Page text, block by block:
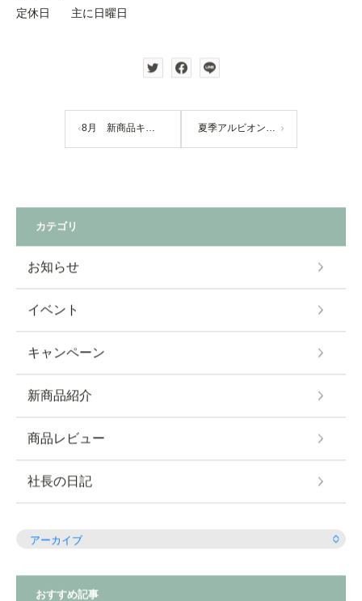
定休日 主に日曜日
カテゴリ
お知らせ
イベント
キャンペーン
新商品紹介
商品レビュー
社長の日記
おすすめ記事